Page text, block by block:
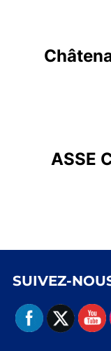
ASSE
SUIVEZ-